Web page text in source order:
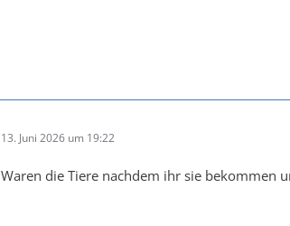
13. Juni 2026 um 19:22
Waren die Tiere nachdem ihr sie bekommen